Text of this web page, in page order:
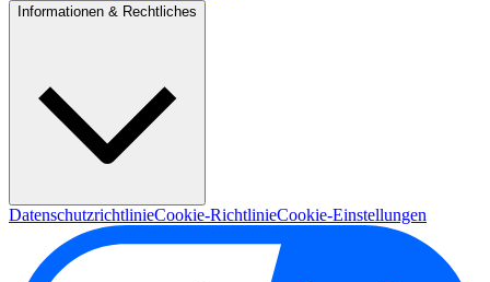
Informationen & Rechtliches
DatenschutzrichtlinieCookie-RichtlinieCookie-Einstellungen